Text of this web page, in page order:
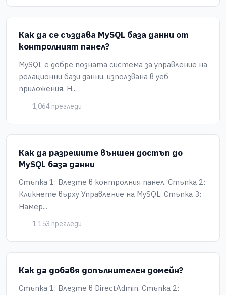
Как да се създава MySQL база данни от
контролният панел?
MySQL е добре позната система за управление на
релационни бази данни, използвана в уеб
приложения. Н...
1,064 прегледи
Как да разрешите външен достъп до
MySQL база данни
Стъпка 1: Влезте в контролния панел. Стъпка 2:
Кликнете върху Управление на MySQL. Стъпка 3:
Намер...
1,153 прегледи
Как да добавя допълнителен домейн?
Стъпка 1: Влезте в DirectAdmin. Стъпка 2: